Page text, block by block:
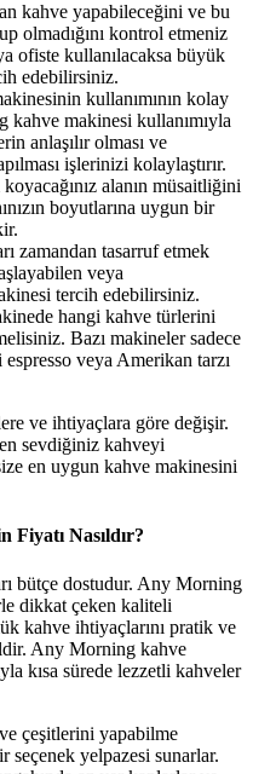
kahve yapabileceğini ve bu
olmadığını kontrol etmeniz
ofiste kullanılacaksa büyük
edebilirsiniz.
kullanımının kolay
makinesi kullanımıyla
anlaşılır olması ve
işlerinizi kolaylaştırır.
alanın müsaitliğini
boyutlarına uygun bir
zamandan tasarruf etmek
veya
tercih edebilirsiniz.
hangi kahve türlerini
Bazı makineler sadece
veya Amerikan tarzı
ve ihtiyaçlara göre değişir.
sevdiğiniz kahveyi
en uygun kahve makinesini
Nasıldır?
bütçe dostudur. Any Morning
dikkat çeken kaliteli
kahve ihtiyaçlarını pratik ve
Any Morning kahve
kısa sürede lezzetli kahveler
çeşitlerini yapabilme
seçenek yelpazesi sunarlar.